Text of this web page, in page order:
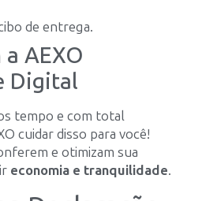
de entrega.
AEXO
Digital
tempo e com total
cuidar disso para você!
e otimizam sua
economia e tranquilidade.